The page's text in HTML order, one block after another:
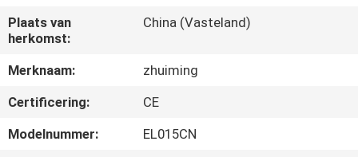
ONS
FABRIEKSREIS
KWALITEITSCONTROLE
Plaats van
herkomst:
China (Vasteland)
Merknaam:
zhuiming
Certificering:
CE
Modelnummer:
EL015CN